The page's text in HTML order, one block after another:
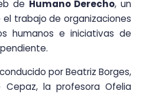
de Humano Derecho, un
trabajo de organizaciones
humanos e iniciativas de
por Beatriz Borges,
la profesora Ofelia